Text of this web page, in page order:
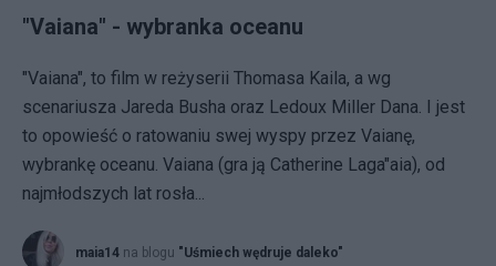
"Vaiana" - wybranka oceanu
"Vaiana", to film w reżyserii Thomasa Kaila, a wg
scenariusza Jareda Busha oraz Ledoux Miller Dana. I jest
to opowieść o ratowaniu swej wyspy przez Vaianę,
wybrankę oceanu. Vaiana (gra ją Catherine Laga"aia), od
najmłodszych lat rosła...
maia14 na blogu "Uśmiech wędruje daleko"